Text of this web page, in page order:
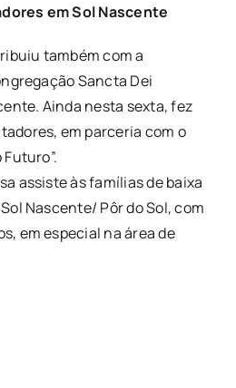
em Sol Nascente
também com a
Sancta Dei
Ainda nesta sexta, fez
em parceria com o
assiste às famílias de baixa
Nascente/ Pôr do Sol, com
em especial na área de